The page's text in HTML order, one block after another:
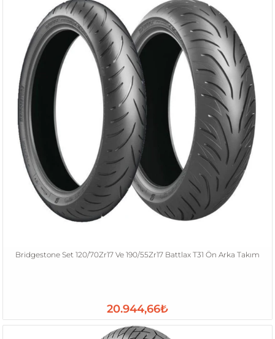
Bridgestone Set 120/70Zr17 Ve 190/55Zr17 Battlax T31 Ön Arka Takım
20.944,66₺